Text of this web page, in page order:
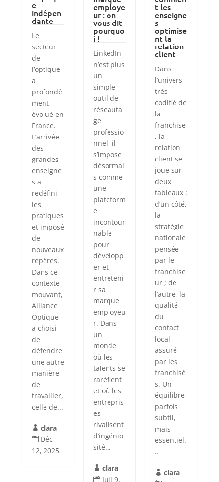
e
indépen
dante
Le
secteur
de
l’optique
a
profondé
ment
évolué en
France.
L’arrivée
des
grandes
enseigne
s a
redéfini
les
pratiques
et imposé
de
nouveaux
repères.
Dans ce
contexte
mouvant,
Alliance
Optique
a choisi
de
défendre
une autre
manière
de
travailler,
celle de...
 clara
 Déc
12, 2025
employe
ur : on
vous dit
pourquo
i !
LinkedIn
n’est plus
un
simple
outil de
réseauta
ge
professio
nnel, il
s’impose
désormai
s comme
une
plateform
e
incontour
nable
pour
développ
er et
entreteni
r sa
marque
employeu
r. Dans
un
monde
où les
talents se
raréfient
et où les
entrepris
es
rivalisent
d’ingénio
sité...
 clara
 Juil 9,
t les
enseigne
s
optimise
nt la
relation
client
Dans
l’univers
très
codifié de
la
franchise
, la
relation
client se
joue sur
deux
tableaux :
d’un côté,
la
stratégie
nationale
pensée
par le
franchise
ur ; de
l’autre, la
qualité
du
contact
local
assuré
par les
franchisé
s. Un
équilibre
parfois
subtil,
mais
essentiel.
..
 clara